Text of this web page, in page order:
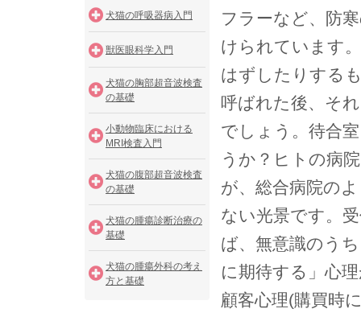
犬猫の呼吸器病入門
獣医眼科学入門
犬猫の胸部超音波検査
の基礎
小動物臨床における
MRI検査入門
犬猫の腹部超音波検査
の基礎
犬猫の腫瘍診断治療の
基礎
犬猫の腫瘍外科の考え
方と基礎
フラーなど、防
けられています
はずしたりする
呼ばれた後、そ
でしょう。待合
うか？ヒトの病
が、総合病院の
ない光景です。
ば、無意識のう
に期待する」心
顧客心理(購買時